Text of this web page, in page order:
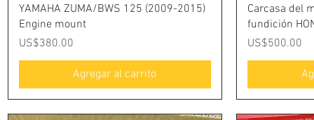
Vista rápida
YAMAHA ZUMA/BWS 125 (2009-2015)
Engine mount
Precio
US$380.00
Agregar al carrito
Carcasa del
fundición
Precio
US$500.00